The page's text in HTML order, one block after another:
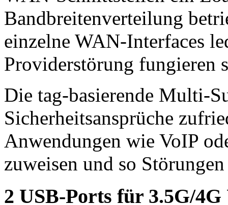
Bandbreitenverteilung
einzelne WAN-Interfaces
Providerstörung fungieren
Die tag-basierende Multi-
Sicherheitsansprüche
Anwendungen wie VoIP
zuweisen und so
2 USB-Ports für 3.5G/